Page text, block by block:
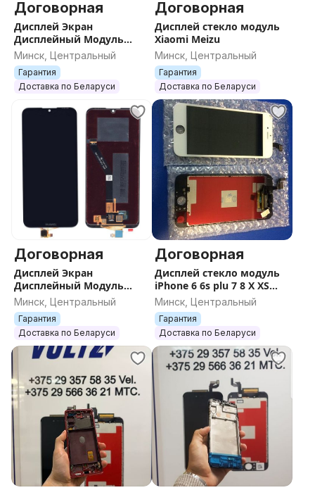
Договорная
Дисплей Экран
Дисплейный Модуль
Тачскрин Стекло redmi
xiaomi poco
Минск, Центральный
Гарантия
Доставка по Беларуси
Договорная
Дисплей стекло модуль
Xiaomi Meizu
Минск, Центральный
Гарантия
Доставка по Беларуси
Договорная
Дисплей Экран
Дисплейный Модуль
Тачскрин Стекло Huawei
Honor
Минск, Центральный
Гарантия
Доставка по Беларуси
Договорная
Дисплей стекло модуль
iPhone 6 6s plu 7 8 X XS
Max
Минск, Центральный
Гарантия
Доставка по Беларуси